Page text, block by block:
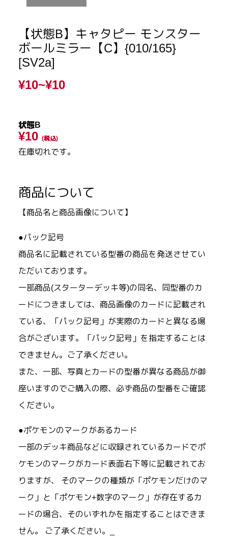
【状態B】キャタピー モンスター
ボールミラー【C】{010/165}
[SV2a]
¥10~¥10
状態B
¥10 (税込)
在庫切れです。
商品について
【商品名と商品画像について】
●パック記号
商品名に記載されている型番の商品を発送させてい
ただいております。
一部商品(スターターデッキ等)の同名、同型番のカ
ードにつきましては、商品画像のカードに記載され
ている、「パック記号」が実際のカードと異なる場
合がございます。「パック記号」を指定することは
できません。ご了承ください。
また、一部、写真とカードの型番が異なる商品が御
座いますのでご購入の際、必ず商品の型番をご確認
ください。
●ポケモンのマークがあるカード
一部のデッキ商品などに収録されているカードでポ
ケモンのマークがカード表面右下等に記載されてお
りますが、 そのマークの種類が「ポケモンだけのマ
ーク」と「ポケモン+数字のマーク」が存在するカ
ードの場合、そのいずれかを指定することはできま
せん。 ご了承ください。_